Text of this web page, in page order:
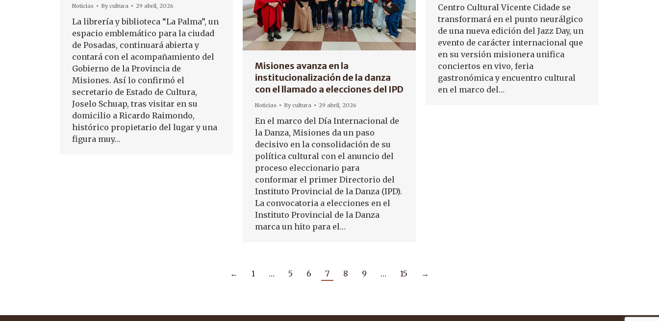
Centro Cultural Vicente Cidade se
transformará en el punto neurálgico
de una nueva edición del Jazz Day, un
evento de carácter internacional que
en su versión misionera unifica
conciertos en vivo, feria
gastronómica y encuentro cultural
en el marco del…
Noticias Bycultura 29 abril, 2026
La librería y biblioteca “La Palma”, un
espacio emblemático para la ciudad
de Posadas, continuará abierta y
contará con el acompañamiento del
Gobierno de la Provincia de
Misiones. Así lo confirmó el
secretario de Estado de Cultura,
Joselo Schuap, tras visitar en su
domicilio a Ricardo Raimondo,
histórico propietario del lugar y una
figura muy…
Misiones avanza en la
institucionalización de la danza
con el llamado a elecciones del IPD
Noticias Bycultura 29 abril, 2026
En el marco del Día Internacional de
la Danza, Misiones da un paso
decisivo en la consolidación de su
política cultural con el anuncio del
proceso eleccionario para
conformar el primer Directorio del
Instituto Provincial de la Danza (IPD).
La convocatoria a elecciones en el
Instituto Provincial de la Danza
marca un hito para el…
← 1 … 5 6 7 8 9 … 15 →